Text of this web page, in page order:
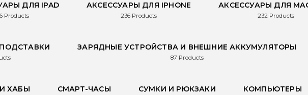
ДЛЯ IPAD
Products
АКСЕССУАРЫ ДЛЯ IPHONE
236 Products
АКСЕССУАРЫ ДЛЯ
232 Products
ЗАРЯДНЫЕ УСТРОЙСТВА И ВНЕШНИЕ АККУМУЛЯТОРЫ
87 Products
ХАБЫ СМАРТ-ЧАСЫ СУМКИ И РЮКЗАКИ КОМПЬЮТЕРЫ